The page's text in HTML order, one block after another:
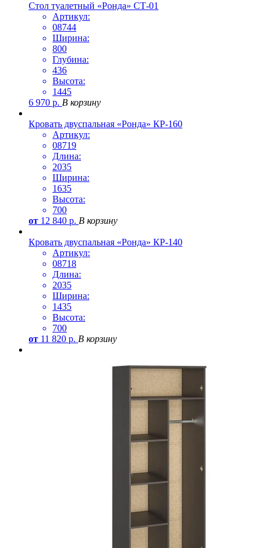
Стол туалетный «Ронда» СТ-01
Артикул:
08744
Ширина:
800
Глубина:
436
Высота:
1445
6 970 р. В корзину
Кровать двуспальная «Ронда» КР-160
Артикул:
08719
Длина:
2035
Ширина:
1635
Высота:
700
от 12 840 р. В корзину
Кровать двуспальная «Ронда» КР-140
Артикул:
08718
Длина:
2035
Ширина:
1435
Высота:
700
от 11 820 р. В корзину